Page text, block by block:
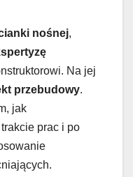
nośnej,
Na jej
przebudowy.
jak
prac i po